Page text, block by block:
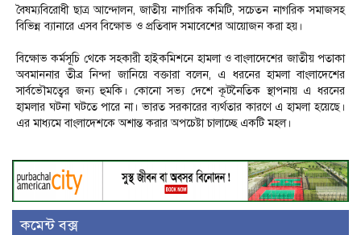
বৈষম্যবিরোধী ছাত্র আন্দোলন, জাতীয় নাগরিক কমিটি, সচেতন নাগরিক সমাজসহ
বিভিন্ন ব্যানারে এসব বিক্ষোভ ও প্রতিবাদ সমাবেশের আয়োজন করা হয়।
বিক্ষোভ কর্মসূচি থেকে সহকারী হাইকমিশনে হামলা ও বাংলাদেশের জাতীয় পতাকা
অবমাননার তীব্র নিন্দা জানিয়ে বক্তারা বলেন, এ ধরনের হামলা বাংলাদেশের
সার্বভৌমত্বের জন্য হুমকি। কোনো সভ্য দেশে কূটনৈতিক স্থাপনায় এ ধরনের
হামলার ঘটনা ঘটতে পারে না। ভারত সরকারের ব্যর্থতার কারণে এ হামলা হয়েছে।
এর মাধ্যমে বাংলাদেশকে অশান্ত করার অপচেষ্টা চালাচ্ছে একটি মহল।
কমেন্ট বক্স